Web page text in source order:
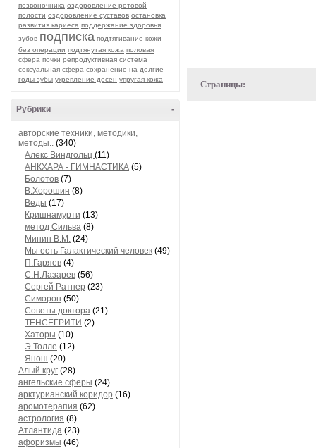
позвоночника оздоровление ротовой
полости оздоровление суставов остановка
развития кариеса поддержание здоровья
зубов подписка подтягивание кожи
без операции подтянутая кожа половая
сфера почки репродуктивная система
сексуальная сфера сохранение на долгие
годы зубы укрепление десен упругая кожа
-
Рубрики
авторские техники, методики,
методы.. (340)
Алекс Виндгольц (11)
АНКХАРА - ГИМНАСТИКА (5)
Болотов (7)
В.Хорошин (8)
Веды (17)
Кришнамурти (13)
метод Сильва (8)
Минин В.М. (24)
Мы есть Галактический человек (49)
П.Гаряев (4)
С.Н.Лазарев (56)
Сергей Ратнер (23)
Симорон (50)
Советы доктора (21)
ТЕНСЁГРИТИ (2)
Хаторы (10)
Э.Толле (12)
Янош (20)
Алый круг (28)
ангельские сферы (24)
арктурианский коридор (16)
аромотерапия (62)
астрология (8)
Атлантида (23)
афоризмы (46)
Страницы: